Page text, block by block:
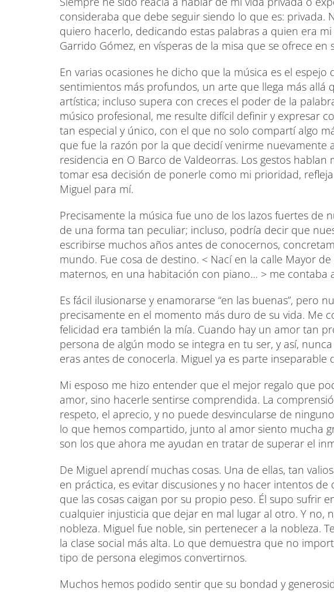
consideraba que debe seguir siendo lo que es: privada.
quiero hacerlo, dedicando estas palabras a quien era
Garrido Gómez, en vísperas de la misa que se ofrece en
En varias ocasiones he dicho que la música es el espejo
sentimientos más profundos, un arte que llega más allá
artística; incluso supera con creces el poder de la
músico profesional, me resulte difícil definir y expresar
tan especial y único, con el que no solo compartí algo
que fue la razón por la que decidí venirme nuevamente
residencia en O Barco de Valdeorras. Los gestos
tomar esa decisión de ponerle como mi prioridad,
Miguel para mí.
Precisamente la música fue uno de los lazos fuertes de
de una forma tan peculiar; incluso, podría decir que
escribirse muchos años antes de conocernos,
mundo. Fue cosa de destino. < Nací en la calle Mayor
maternos, en una habitación con piano… > me contaba
Es fácil ilusionarse y enamorarse “en las buenas”, pero
precisamente en el momento más duro de su vida. Me
felicidad era también la mía. Cuando hay un amor tan
persona de algún modo se integra en tu ser, y así,
eras antes de conocerla. Miguel ya es parte inseparable
Mi esposo me hizo entender que el mejor regalo que
amor, sino hacerle sentirse comprendida. La
respeto, el aprecio, y no puede desvincularse de
lo que hemos compartido, junto al amor siento mucha
son los que ahora me ayudan en tratar de superar el
De Miguel aprendí muchas cosas. Una de ellas, tan
en práctica, es evitar discusiones y no hacer intentos
que las cosas caigan por su propio peso. Él supo sufrir
cualquier injusticia que dejar en mal lugar al otro. Y no,
nobleza. Miguel fue noble, sin pertenecer a la nobleza.
la clase social más alta. Lo que demuestra que no
tipo de persona elegimos convertirnos.
Muchos hemos podido sentir que su bondad y